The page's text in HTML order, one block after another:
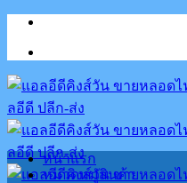
Skip
content
หน้าแรก
หมวดหมู่สินค้า